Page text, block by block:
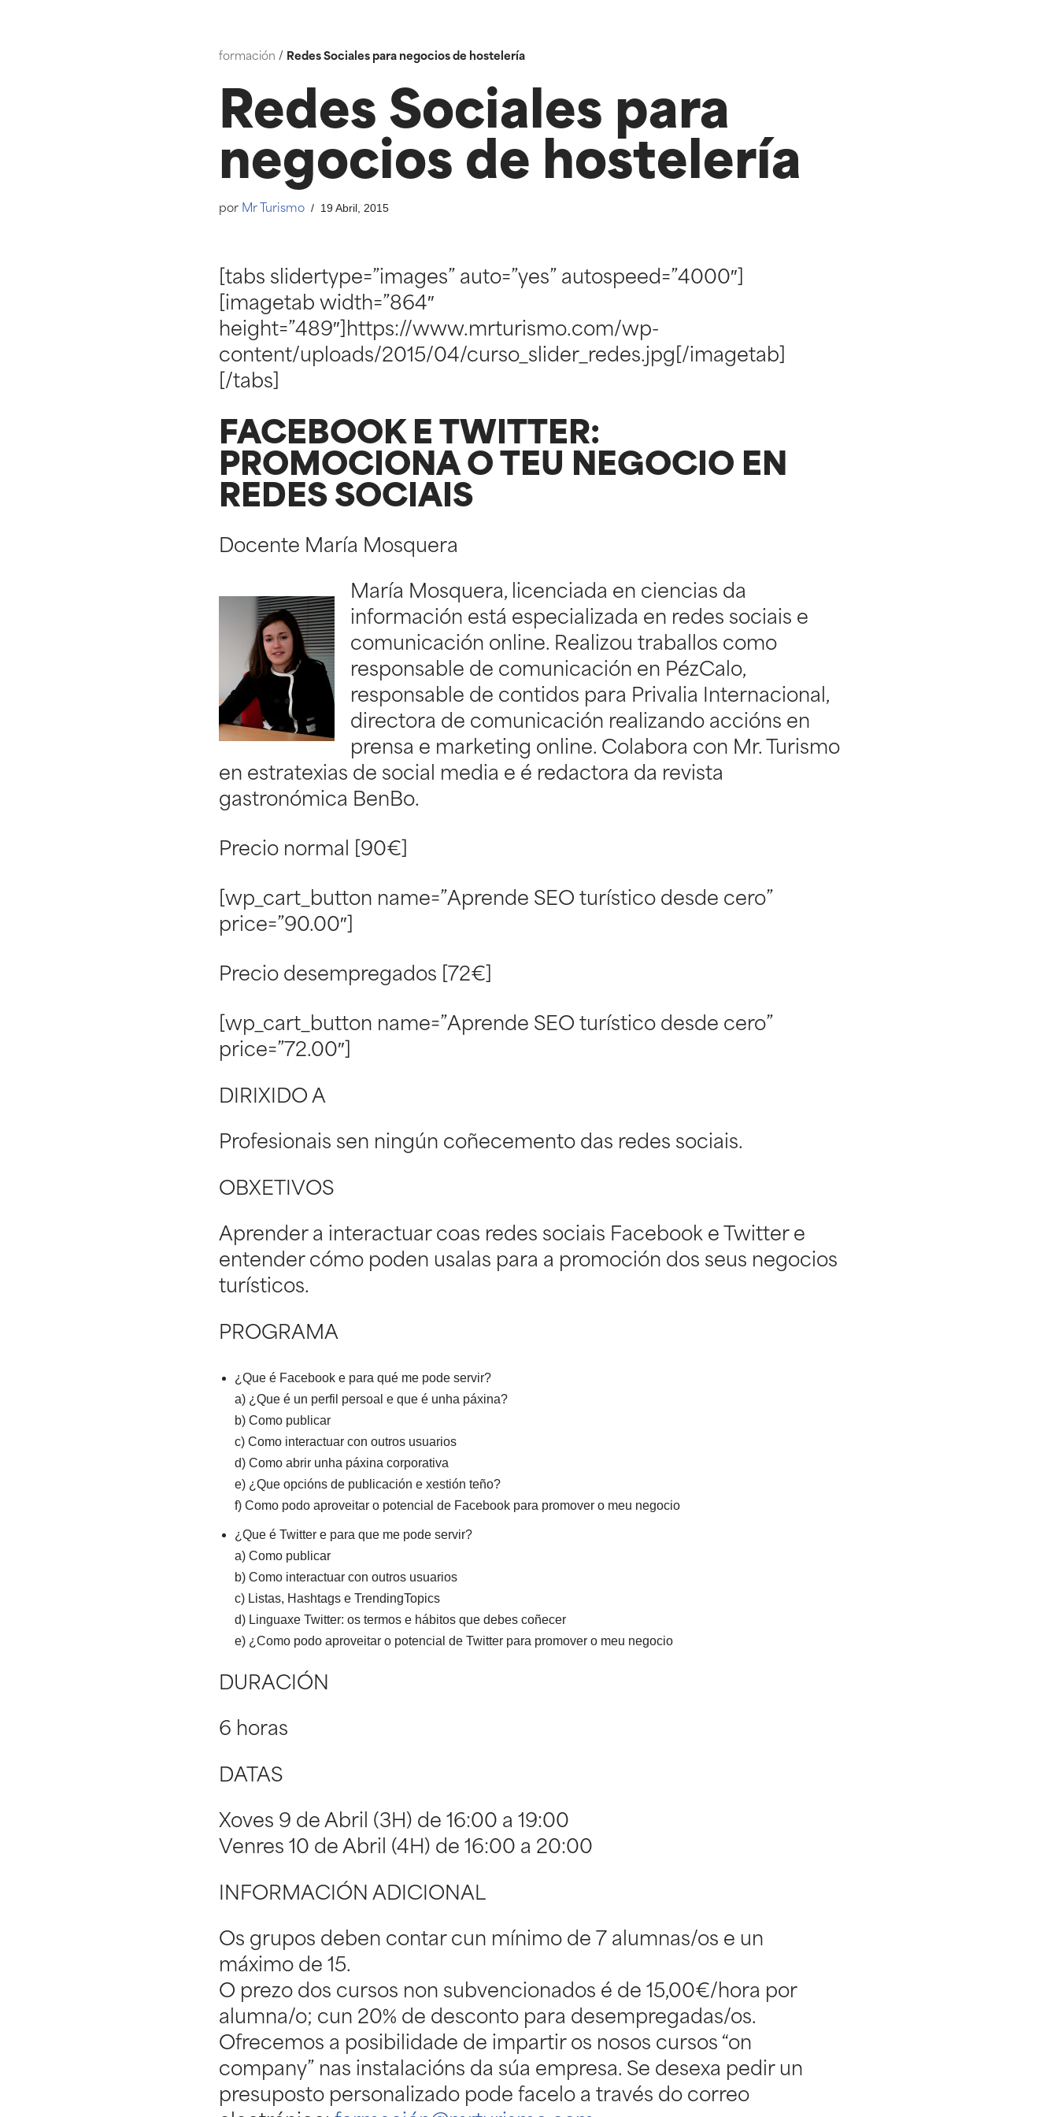
formación / Redes Sociales para negocios de hostelería
Redes Sociales para
negocios de hostelería
por Mr Turismo 19 Abril, 2015
[tabs slidertype=”images” auto=”yes” autospeed=”4000″]
[imagetab width=”864″
height=”489″]https://www.mrturismo.com/wp-
content/uploads/2015/04/curso_slider_redes.jpg[/imagetab]
[/tabs]
FACEBOOK E TWITTER:
PROMOCIONA O TEU NEGOCIO EN
REDES SOCIAIS
Docente María Mosquera
María Mosquera, licenciada en ciencias da
información está especializada en redes sociais e
comunicación online. Realizou traballos como
responsable de comunicación en PézCalo,
responsable de contidos para Privalia Internacional,
directora de comunicación realizando accións en
prensa e marketing online. Colabora con Mr. Turismo
en estratexias de social media e é redactora da revista
gastronómica BenBo.
Precio normal [90€]
[wp_cart_button name=”Aprende SEO turístico desde cero”
price=”90.00″]
Precio desempregados [72€]
[wp_cart_button name=”Aprende SEO turístico desde cero”
price=”72.00″]
DIRIXIDO A
Profesionais sen ningún coñecemento das redes sociais.
OBXETIVOS
Aprender a interactuar coas redes sociais Facebook e Twitter e
entender cómo poden usalas para a promoción dos seus negocios
turísticos.
PROGRAMA
¿Que é Facebook e para qué me pode servir?
a) ¿Que é un perfil persoal e que é unha páxina?
b) Como publicar
c) Como interactuar con outros usuarios
d) Como abrir unha páxina corporativa
e) ¿Que opcións de publicación e xestión teño?
f) Como podo aproveitar o potencial de Facebook para promover o meu negocio
¿Que é Twitter e para que me pode servir?
a) Como publicar
b) Como interactuar con outros usuarios
c) Listas, Hashtags e TrendingTopics
d) Linguaxe Twitter: os termos e hábitos que debes coñecer
e) ¿Como podo aproveitar o potencial de Twitter para promover o meu negocio
DURACIÓN
6 horas
DATAS
Xoves 9 de Abril (3H) de 16:00 a 19:00
Venres 10 de Abril (4H) de 16:00 a 20:00
INFORMACIÓN ADICIONAL
Os grupos deben contar cun mínimo de 7 alumnas/os e un
máximo de 15.
O prezo dos cursos non subvencionados é de 15,00€/hora por
alumna/o; cun 20% de desconto para desempregadas/os.
Ofrecemos a posibilidade de impartir os nosos cursos “on
company” nas instalacións da súa empresa. Se desexa pedir un
presuposto personalizado pode facelo a través do correo